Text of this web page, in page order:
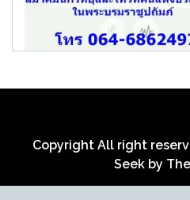
Copyright All right
Seek by